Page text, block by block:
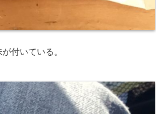
付いている。